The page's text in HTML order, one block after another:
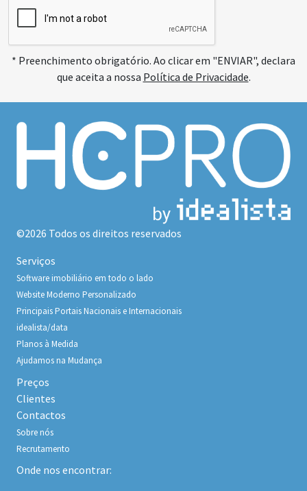
* Preenchimento obrigatório. Ao clicar em "ENVIAR", declara
que aceita a nossa Política de Privacidade.
©2026 Todos os direitos reservados
Serviços
Software imobiliário em todo o lado
Website Moderno Personalizado
Principais Portais Nacionais e Internacionais
idealista/data
Planos à Medida
Ajudamos na Mudança
Preços
Clientes
Contactos
Sobre nós
Recrutamento
Onde nos encontrar: